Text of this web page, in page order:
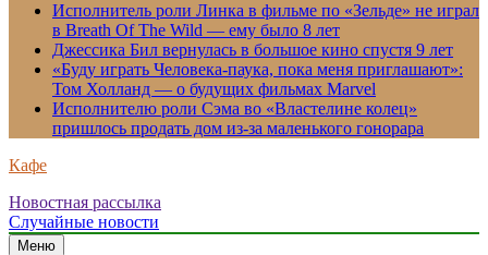
Исполнитель роли Линка в фильме по «Зельде» не играл
в Breath Of The Wild — ему было 8 лет
Джессика Бил вернулась в большое кино спустя 9 лет
«Буду играть Человека-паука, пока меня приглашают»:
Том Холланд — о будущих фильмах Marvel
Исполнителю роли Сэма во «Властелине колец»
пришлось продать дом из-за маленького гонорара
Кафе
Новостная рассылка
Случайные новости
Меню